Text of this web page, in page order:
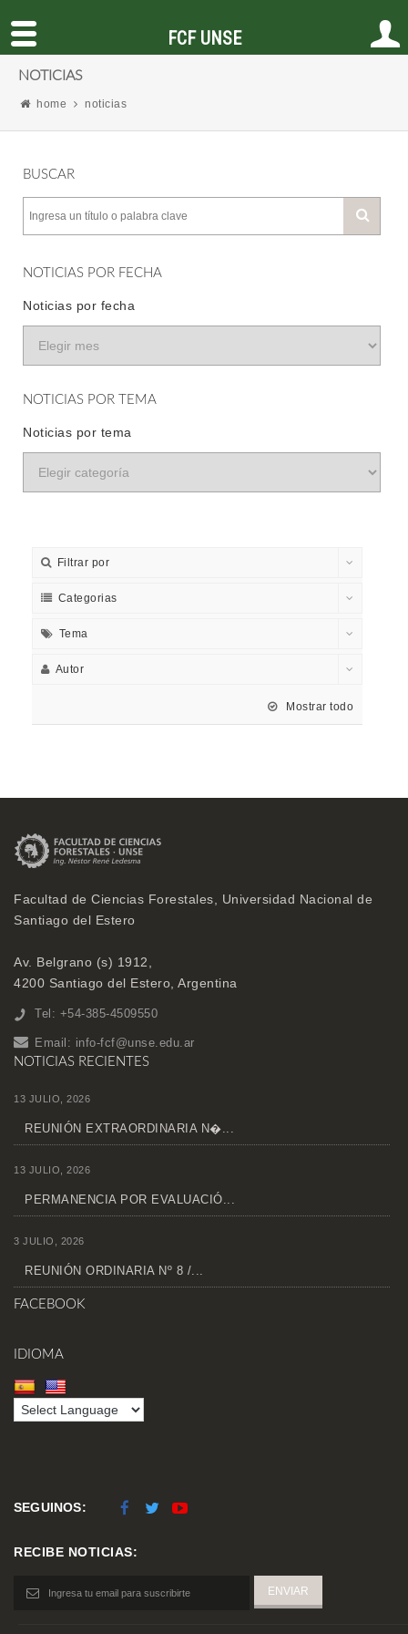
NOTICIAS
home noticias
BUSCAR
NOTICIAS POR FECHA
Noticias por fecha
NOTICIAS POR TEMA
Noticias por tema
Filtrar por
Categorias
Tema
Autor
Mostrar todo
Facultad de Ciencias Forestales, Universidad Nacional de
Santiago del Estero
Av. Belgrano (s) 1912,
4200 Santiago del Estero, Argentina
Tel: +54-385-4509550
Email: info-fcf@unse.edu.ar
NOTICIAS RECIENTES
13 JULIO, 2026
REUNIÓN EXTRAORDINARIA N�...
13 JULIO, 2026
PERMANENCIA POR EVALUACIÓ...
3 JULIO, 2026
REUNIÓN ORDINARIA Nº 8 /...
FACEBOOK
IDIOMA
SEGUINOS:
RECIBE NOTICIAS:
FCF UNSE